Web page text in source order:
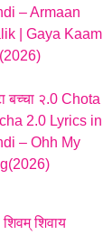
– Armaan
| Gaya Kaam
बच्चा २.0 Chota
2.0 Lyrics in
– Ohh My
शिवम् शिवाय